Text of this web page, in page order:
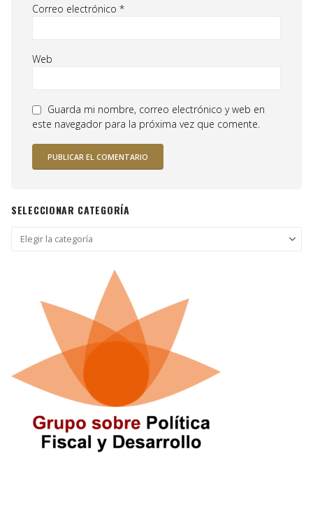
Correo electrónico *
Web
Guarda mi nombre, correo electrónico y web en
este navegador para la próxima vez que comente.
SELECCIONAR CATEGORÍA
Seleccionar
categoría